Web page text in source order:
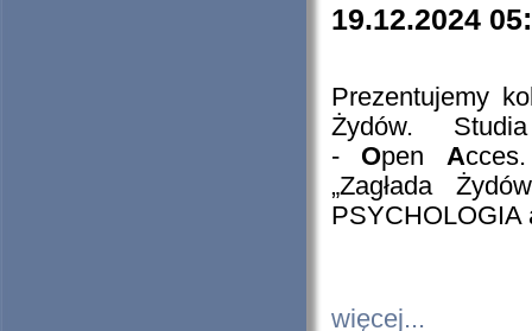
19.12.2024
Prezentujemy
Żydów.
- Open A
„Zagłada
PSYCHOLOGIA
więcej...